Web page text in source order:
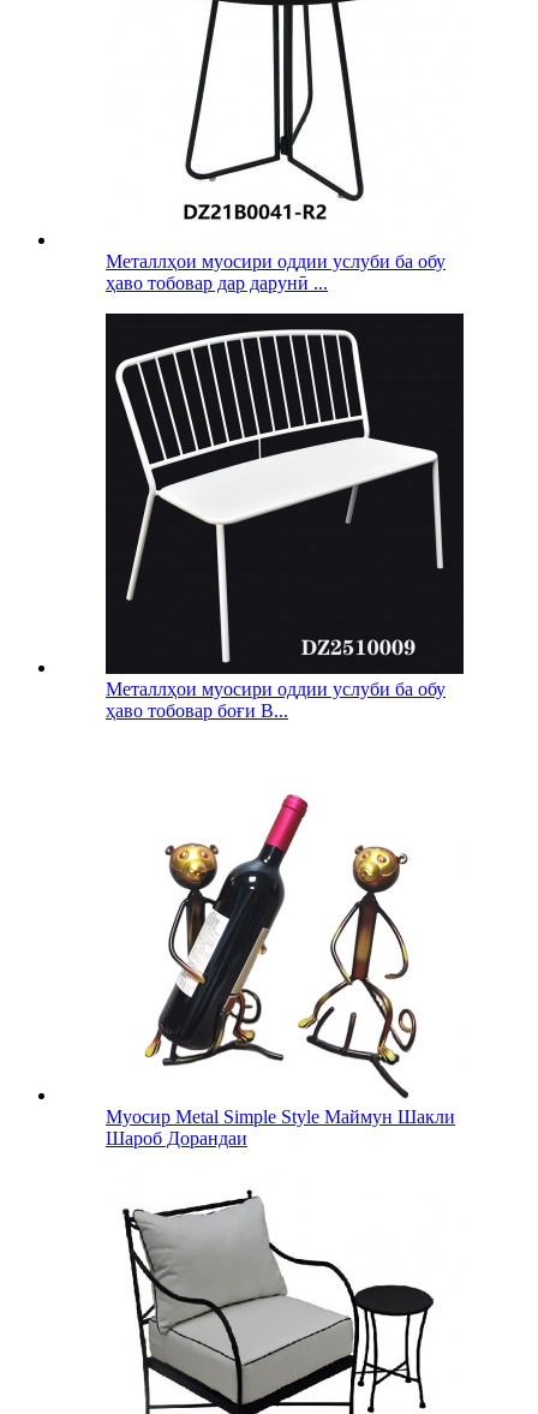
Металлҳои муосири оддии услуби ба обу
ҳаво тобовар дар дарунӣ ...
Металлҳои муосири оддии услуби ба обу
ҳаво тобовар боғи B...
Муосир Metal Simple Style Маймун Шакли
Шароб Дорандаи